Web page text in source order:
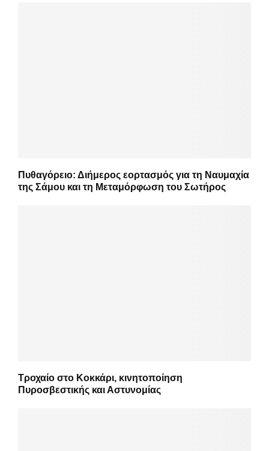
Πυθαγόρειο: Διήμερος εορτασμός για τη Ναυμαχία
της Σάμου και τη Μεταμόρφωση του Σωτήρος
Τροχαίο στο Κοκκάρι, κινητοποίηση
Πυροσβεστικής και Αστυνομίας